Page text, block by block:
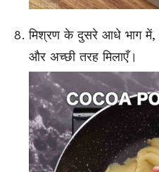
मिश्रण के दुसरे आधे भाग में,
और अच्छी तरह मिलाएँ।